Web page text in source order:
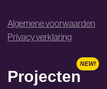
Algemene voorwaarden
Privacy verklaring
Projecten